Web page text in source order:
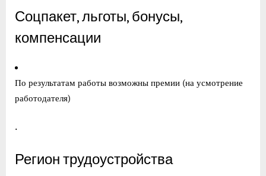
Соцпакет, льготы, бонусы,
компенсации
По результатам работы возможны премии (на усмотрение
работодателя)
.
Регион трудоустройства